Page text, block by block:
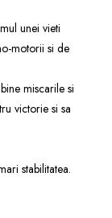
unei vieti
motorii si de
miscarile si
victorie si sa
stabilitatea.